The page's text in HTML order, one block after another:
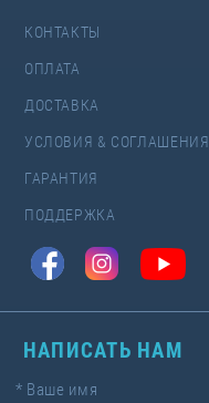
КОНТАКТЫ
ОПЛАТА
ДОСТАВКА
УСЛОВИЯ & СОГЛАШЕНИЯ
ГАРАНТИЯ
ПОДДЕРЖКА
НАПИСАТЬ НАМ
* Ваше имя